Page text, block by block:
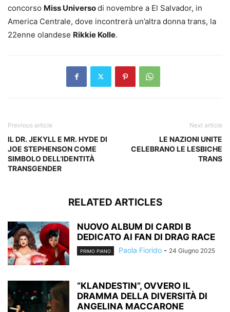
concorso Miss Universodi novembre a El Salvador, in
America Centrale, dove incontrerà un’altra donna trans, la
22enne olandese Rikkie Kolle.
Previous article
IL DR. JEKYLL E MR. HYDE DI
JOE STEPHENSON COME
SIMBOLO DELL’IDENTITÀ
TRANSGENDER
Next article
LE NAZIONI UNITE
CELEBRANO LE LESBICHE
TRANS
RELATED ARTICLES
NUOVO ALBUM DI CARDI B
DEDICATO AI FAN DI DRAG RACE
PRIMO PIANO Paola Fiorido - 24 Giugno 2025
“KLANDESTIN”, OVVERO IL
DRAMMA DELLA DIVERSITÀ DI
ANGELINA MACCARONE